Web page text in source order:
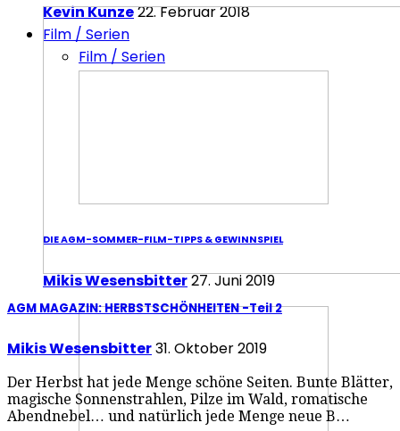
Kevin Kunze22. Februar 2018
Film / Serien
Film / Serien
DIE AGM-SOMMER-FILM-TIPPS & GEWINNSPIEL
Mikis Wesensbitter27. Juni 2019
AGM MAGAZIN: HERBSTSCHÖNHEITEN -Teil 2
Mikis Wesensbitter31. Oktober 2019
Der Herbst hat jede Menge schöne Seiten. Bunte Blätter,
magische Sonnenstrahlen, Pilze im Wald, romatische
Abendnebel… und natürlich jede Menge neue B…